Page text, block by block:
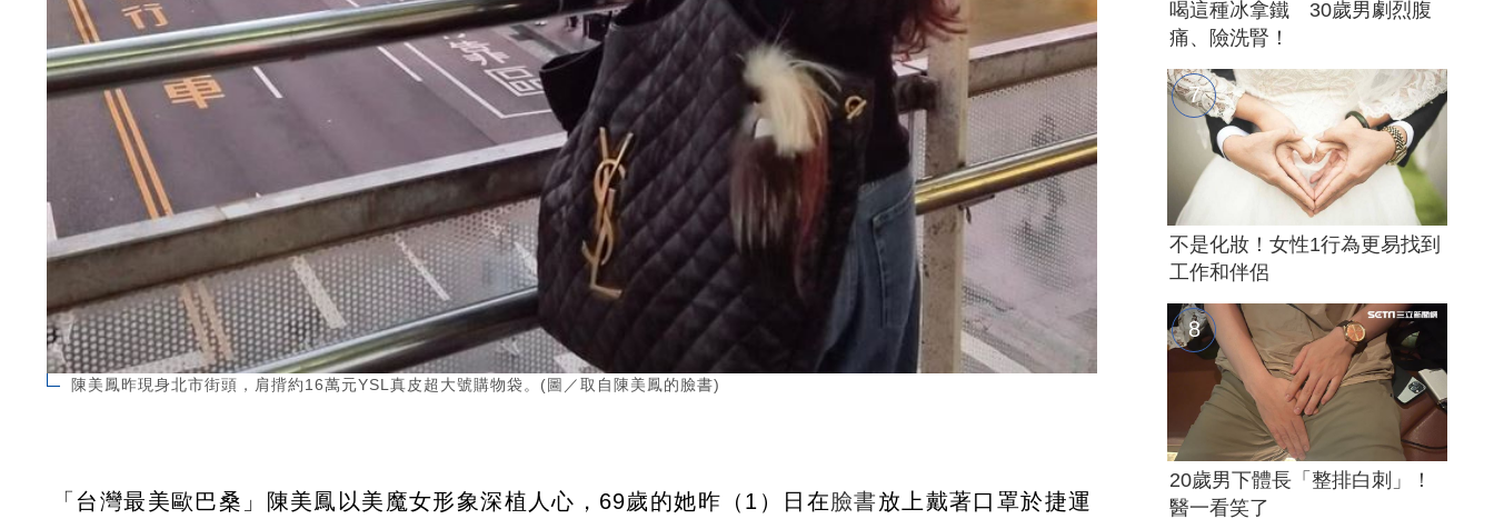
陳美鳳昨現身北市街頭，肩揹約16萬元YSL真皮超大號購物袋。(圖／取自陳美鳳的臉書)
「台灣最美歐巴桑」陳美鳳以美魔女形象深植人心，69歲的她昨（1）日在臉書放上戴著口罩於捷運
喝這種冰拿鐵 30歲男劇烈腹
痛、險洗腎！
不是化妝！女性1行為更易找到
工作和伴侶
20歲男下體長「整排白刺」！
醫一看笑了